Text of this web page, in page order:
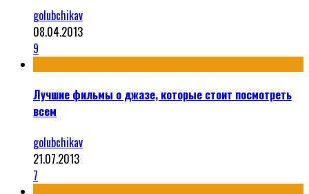
golubchikav
08.04.2013
9
Лучшие фильмы о джазе, которые стоит посмотреть
всем
golubchikav
21.07.2013
7